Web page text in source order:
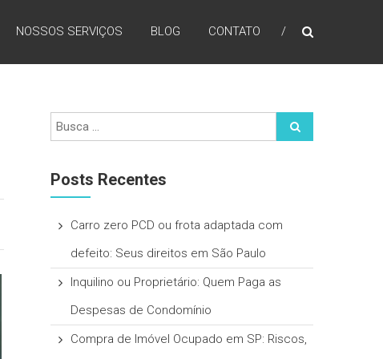
NOSSOS SERVIÇOS BLOG CONTATO
Posts Recentes
Carro zero PCD ou frota adaptada com
defeito: Seus direitos em São Paulo
Inquilino ou Proprietário: Quem Paga as
Despesas de Condomínio
Compra de Imóvel Ocupado em SP: Riscos,